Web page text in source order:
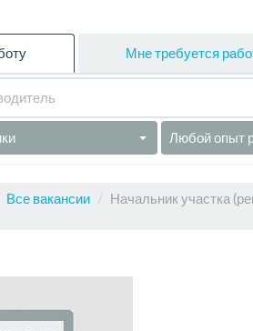
Мне требуется
Любой опыт
Все вакансии
Начальник участка